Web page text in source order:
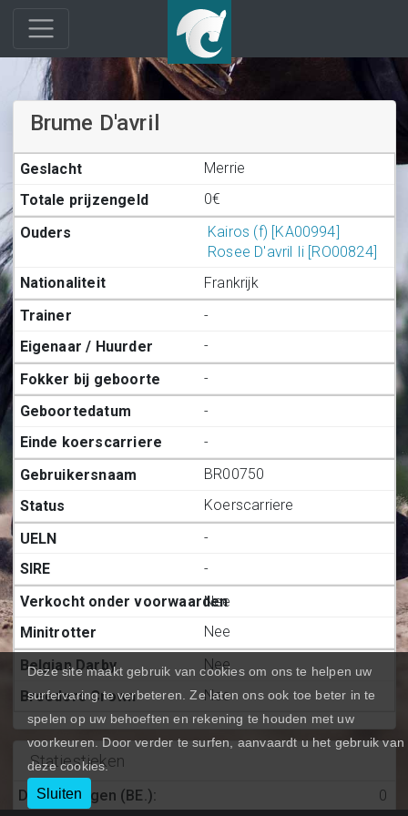
Brume D'avril
Merrie
0€
Kairos (f) [KA00994]
Rosee D'avril Ii [RO00824]
Frankrijk
-
-
-
-
-
BR00750
Koerscarriere
-
-
Nee
Nee
Nee
Nee
Statiestieken
Deelnemingen (BE.): 0
Deze site maakt gebruik van cookies om ons te helpen uw
surfervaring te verbeteren. Ze laten ons ook toe beter in te
spelen op uw behoeften en rekening te houden met uw
voorkeuren. Door verder te surfen, aanvaardt u het gebruik van
deze cookies.
Sluiten